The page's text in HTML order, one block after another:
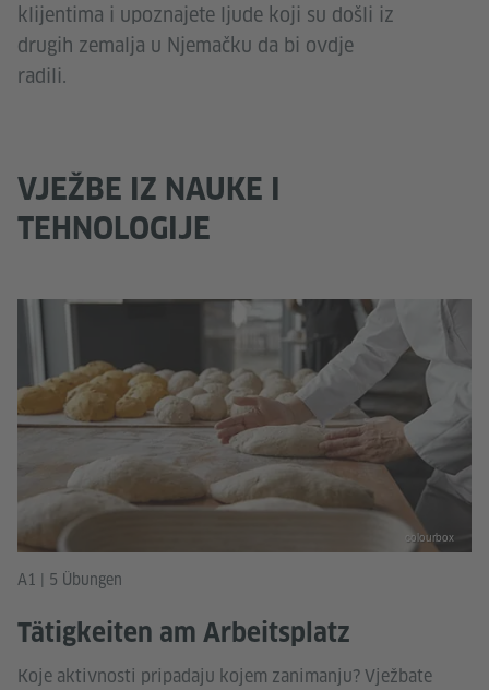
klijentima i upoznajete ljude koji su došli iz
drugih zemalja u Njemačku da bi ovdje
radili.
VJEŽBE IZ NAUKE I
TEHNOLOGIJE
A1 | 5 Übungen
Tätigkeiten am Arbeitsplatz
Koje aktivnosti pripadaju kojem zanimanju? Vježbate
colourbox